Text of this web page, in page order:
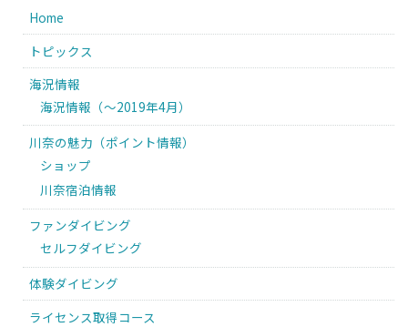
Home
トピックス
海況情報
海況情報（〜2019年4月）
川奈の魅力（ポイント情報）
ショップ
川奈宿泊情報
ファンダイビング
セルフダイビング
体験ダイビング
ライセンス取得コース